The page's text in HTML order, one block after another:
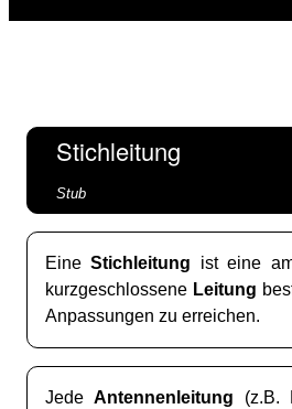
Stichleitung
Stub
EineStichleitung ist eine
kurzgeschlossene Leitung
Anpassungen zu erreichen.
JedeAntennenleitung (z.B.